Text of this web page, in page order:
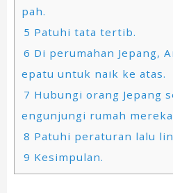
pah.
5 Patuhi tata tertib.
6 Di perumahan Jepang,
epatu untuk naik ke atas.
7 Hubungi orang Jepang
engunjungi rumah
8 Patuhi peraturan lalu
9 Kesimpulan.